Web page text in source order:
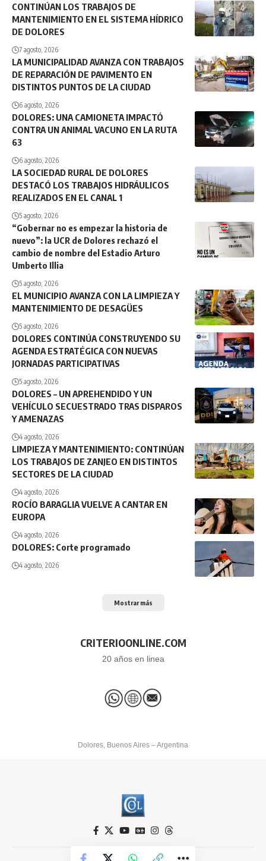
CONTINÚAN LOS TRABAJOS DE
MANTENIMIENTO EN EL SISTEMA HÍDRICO
DE DOLORES
7 agosto, 2026
LA MUNICIPALIDAD AVANZA CON TRABAJOS
DE REPARACIÓN DE PAVIMENTO EN
DISTINTOS PUNTOS DE LA CIUDAD
6 agosto, 2026
DOLORES: UNA CAMIONETA IMPACTÓ
CONTRA UN ANIMAL VACUNO EN LA RUTA
63
6 agosto, 2026
LA SOCIEDAD RURAL DE DOLORES
DESTACÓ LOS TRABAJOS HIDRÁULICOS
REALIZADOS EN EL CANAL 1
5 agosto, 2026
“Gobernar no es empezar la historia de
nuevo”: la UCR de Dolores rechazó el
cambio de nombre del Estadio Arturo
Umberto Illia
5 agosto, 2026
EL MUNICIPIO AVANZA CON LA LIMPIEZA Y
MANTENIMIENTO DE DESAGÜES
5 agosto, 2026
DOLORES CONTINÚA CONSTRUYENDO SU
AGENDA ESTRATÉGICA CON NUEVAS
JORNADAS PARTICIPATIVAS
5 agosto, 2026
DOLORES – UN APREHENDIDO Y UN
VEHÍCULO SECUESTRADO TRAS DISPAROS
Y AMENAZAS
4 agosto, 2026
LIMPIEZA Y MANTENIMIENTO: CONTINÚAN
LOS TRABAJOS DE ZANJEO EN DISTINTOS
SECTORES DE LA CIUDAD
4 agosto, 2026
ROCÍO BARAGLIA VUELVE A CANTAR EN
EUROPA
4 agosto, 2026
DOLORES: Corte programado
4 agosto, 2026
Mostrar más
CRITERIOONLINE.COM
20 años en linea
Dolores, Buenos Aires – Argentina